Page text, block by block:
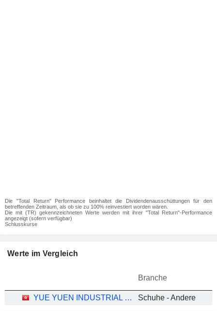
Die "Total Return" Performance beinhaltet die Dividendenausschüttungen für den
betreffenden Zeitraum, als ob sie zu 100% reinvestiert worden wären.
Die mit (TR) gekennzeichneten Werte werden mit ihrer "Total Return"-Performance
angezeigt (sofern verfügbar)
Schlusskurse
Werte im Vergleich
Branche
YUE YUEN INDUSTRIAL (HOLDINGS) LIMITED Schuhe - Andere